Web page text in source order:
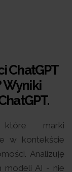
ChatGPT
Wyniki
które marki
w kontekście
Analizuję
modeli AI - nie